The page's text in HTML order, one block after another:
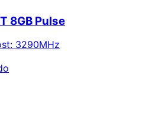
8GB Pulse
: 3290MHz